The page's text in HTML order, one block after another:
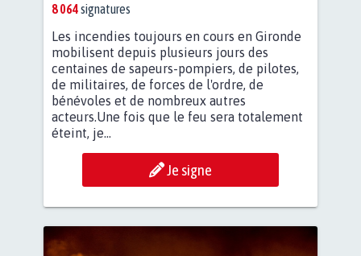
8 064signatures
Les incendies toujours en cours en Gironde
mobilisent depuis plusieurs jours des
centaines de sapeurs-pompiers, de pilotes,
de militaires, de forces de l'ordre, de
bénévoles et de nombreux autres
acteurs.Une fois que le feu sera totalement
éteint, je...
Je signe